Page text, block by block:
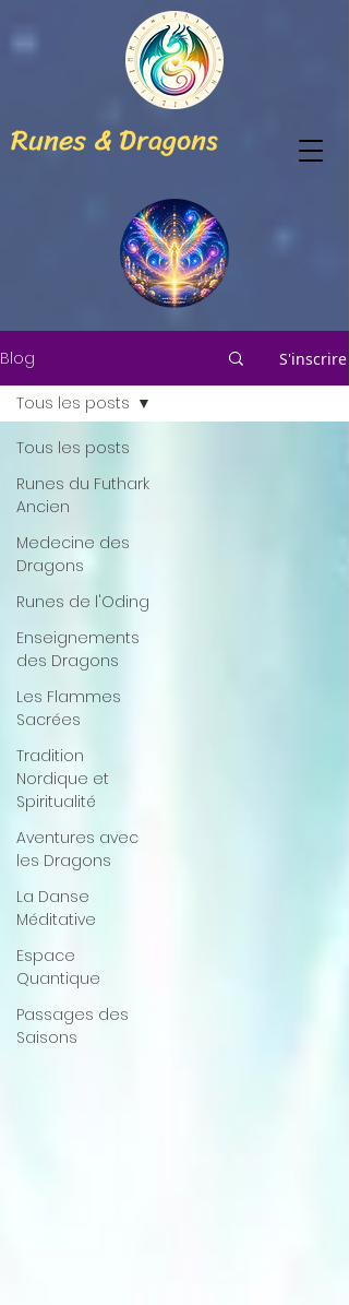
Runes & Dragons
Blog S'inscrire
Tous les posts
Runes du Futhark
Ancien
Medecine des
Dragons
Runes de l'Oding
Enseignements
des Dragons
Les Flammes
Sacrées
Tradition
Nordique et
Spiritualité
Aventures avec
les Dragons
La Danse
Méditative
Espace
Quantique
Passages des
Saisons
Tous les posts